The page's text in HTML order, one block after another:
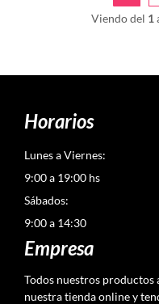
Viendo del 1
Horarios
Lunes a Viernes:
9:00 a 19:00 hs
Sábados:
9:00 a 14:30
Empresa
Todos nuestros productos
nuestra tienda online y